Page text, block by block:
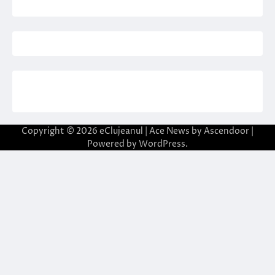
Copyright © 2026 eClujeanul | Ace News by Ascendoor
Powered by WordPress.